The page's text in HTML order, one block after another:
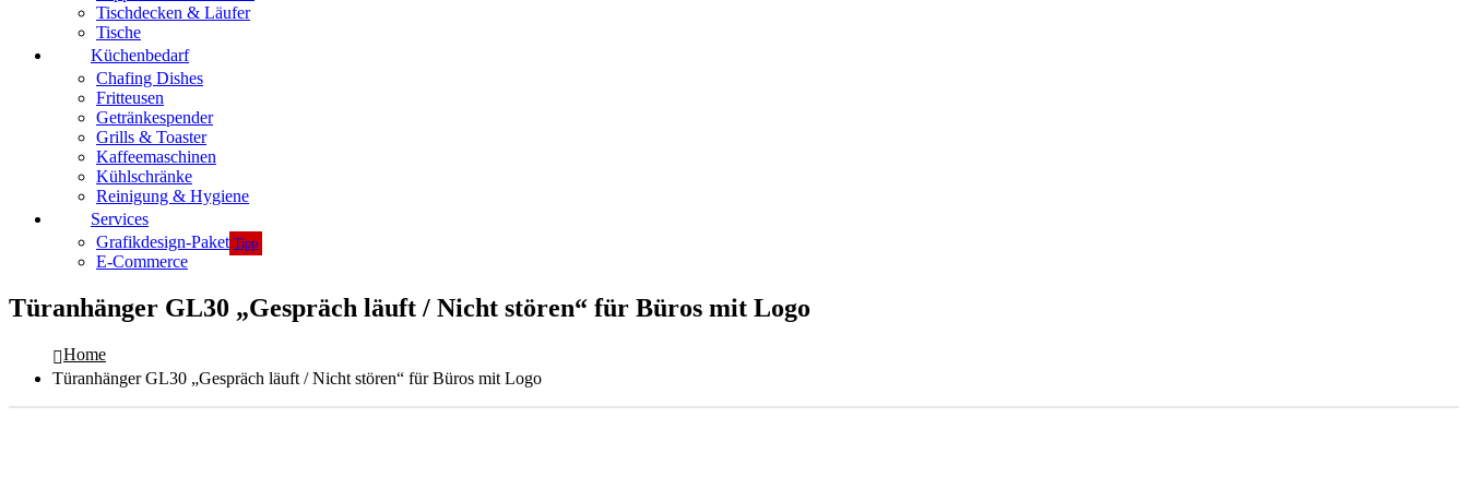
Tischdecken & Läufer
Tische
Küchenbedarf
Chafing Dishes
Fritteusen
Getränkespender
Grills & Toaster
Kaffeemaschinen
Kühlschränke
Reinigung & Hygiene
Services
Grafikdesign-Paket Tipp
E-Commerce
Türanhänger GL30 „Gespräch läuft / Nicht stören“ für Büros mit Logo
Home
Türanhänger GL30 „Gespräch läuft / Nicht stören“ für Büros mit Logo